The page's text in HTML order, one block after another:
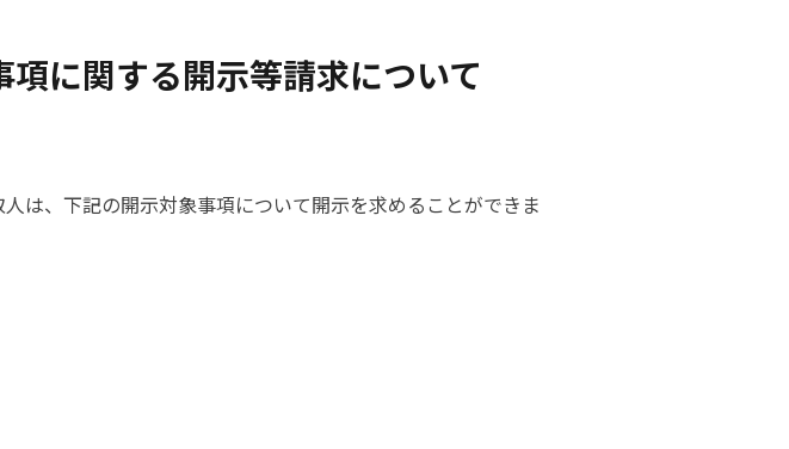
に関する開示等請求について
は、下記の開示対象事項について開示を求めることができま